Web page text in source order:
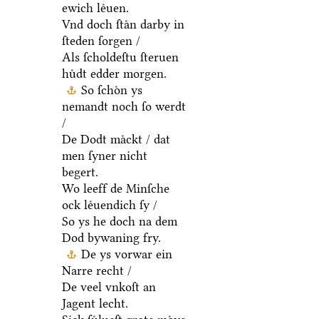
ewich leͤuen.
Vnd doch ſtaͤn darby in
ſteden ſorgen /
Als ſcholdeſtu ſteruen
huͤdt edder morgen.
So ſchoͤn ys
nemandt noch ſo werdt
/
De Dodt maͤckt / dat
men ſyner nicht
begert.
Wo leeff de Minſche
ock leͤuendich ſy /
So ys he doch na dem
Dod bywaning fry.
De ys vorwar ein
Narre recht /
De veel vnkoſt an
Jagent lecht.